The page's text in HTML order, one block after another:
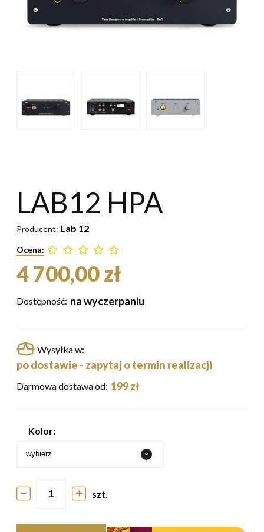
LAB12 HPA
Producent: Lab 12
Ocena:
4 700,00 zł
Dostępność: na wyczerpaniu
Wysyłka w:
po dostawie - zapytaj o termin realizacji
Darmowa dostawa od: 199 zł
Kolor:
szt.